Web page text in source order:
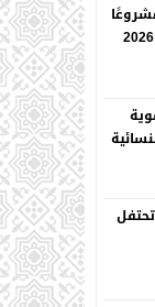
المصادقة على 34 مشروعًا